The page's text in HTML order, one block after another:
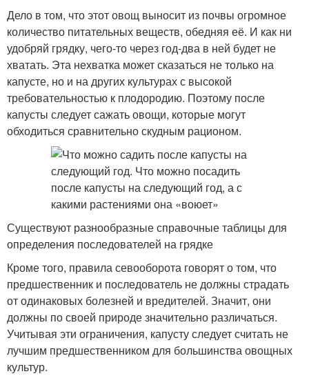
Дело в том, что этот овощ выносит из почвы огромное
количество питательных веществ, обедняя её. И как ни
удобряй грядку, чего-то через год-два в ней будет не
хватать. Эта нехватка может сказаться не только на
капусте, но и на других культурах с высокой
требовательностью к плодородию. Поэтому после
капусты следует сажать овощи, которые могут
обходиться сравнительно скудным рационом.
Существуют разнообразные справочные таблицы для
определения последователей на грядке
Кроме того, правила севооборота говорят о том, что
предшественник и последователь не должны страдать
от одинаковых болезней и вредителей. Значит, они
должны по своей природе значительно различаться.
Учитывая эти ограничения, капусту следует считать не
лучшим предшественником для большинства овощных
культур.